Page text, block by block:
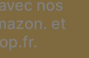
nos
. et
.